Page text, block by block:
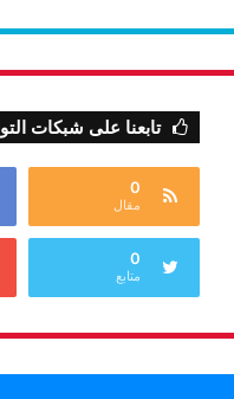
تابعنا على شبكات
0
مقال
0
متابع